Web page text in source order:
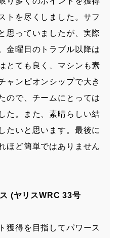
トを尽くしました。サフ
思っていましたが、実際
金曜日のトラブル以降は
とても良く、マシンも素
ャンピオンシップで大き
ので、チームにとっては
た。また、素晴らしい結
たいと思います。最後に
ほど簡単ではありません
(ヤリスWRC 33号
獲得を目指してパワース